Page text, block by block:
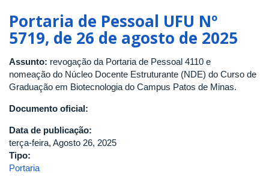
Portaria de Pessoal UFU Nº
5719, de 26 de agosto de 2025
Assunto: revogação da Portaria de Pessoal 4110 e
nomeação do Núcleo Docente Estruturante (NDE) do Curso de
Graduação em Biotecnologia do Campus Patos de Minas.
Documento oficial:
Data de publicação:
terça-feira, Agosto 26, 2025
Tipo:
Portaria